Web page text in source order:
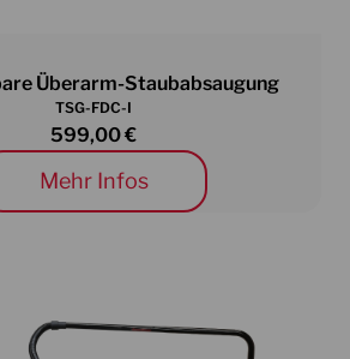
Überarm-Staubabsaugung
TSG-FDC-I
599,00€
Mehr Infos